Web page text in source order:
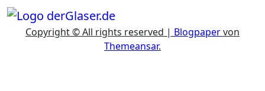
Copyright © All rights reserved | Blogpapervon
Themeansar.